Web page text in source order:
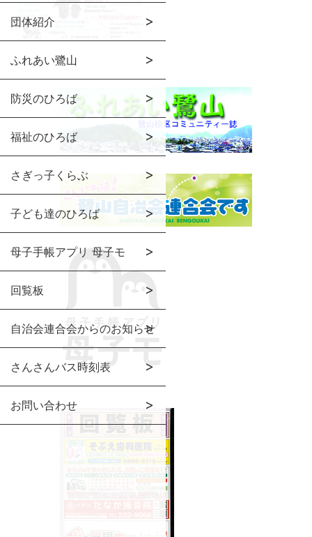
団体紹介
ふれあい鷺山
防災のひろば
福祉のひろば
さぎっ子くらぶ
子ども達のひろば
母子手帳アプリ 母子モ
回覧板
自治会連合会からのお知らせ
さんさんバス時刻表
お問い合わせ